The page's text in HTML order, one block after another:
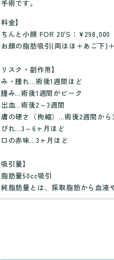
術です。
金】
んと小顔 FOR 20'S：¥298,000
顔の脂肪吸引(両ほほ＋あご下)
スク・副作用】
・腫れ…術後1週間ほど
み…術後1週間がピーク
血…術後2～3週間
の硬さ（拘縮）…術後2週間から
れ…3～6ヶ月ほど
の赤味…3ヶ月ほど
引量】
肪量50cc吸引
脂肪量とは、採取脂肪から血液